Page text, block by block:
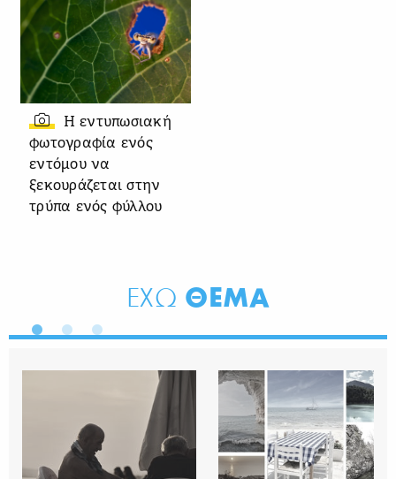
Η εντυπωσιακή
φωτογραφία ενός
εντόμου να
ξεκουράζεται στην
τρύπα ενός φύλλου
ΕΧΩ ΘΕΜΑ